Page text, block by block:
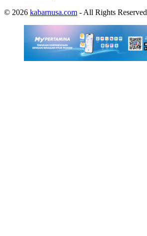
© 2026 kabarnusa.com - All Rights Reserved